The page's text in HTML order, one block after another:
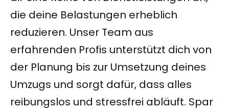
die deine Belastungen erheblich
reduzieren. Unser Team aus
erfahrenden Profis unterstützt dich von
der Planung bis zur Umsetzung deines
Umzugs und sorgt dafür, dass alles
reibungslos und stressfrei abläuft. Spar